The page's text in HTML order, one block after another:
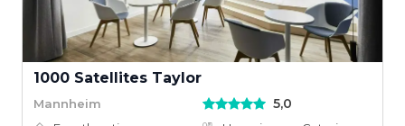
1000 Satellites Taylor
Mannheim 5,0